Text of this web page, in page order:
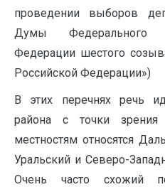
проведении выборов
Думы Федерального
Федерации шестого
Российской Федерации»)
В этих перечнях речь
района с точки зрения
местностям относятся
Уральский и Северо-
Очень часто схожий